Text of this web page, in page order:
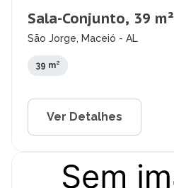
Sala-Conjunto, 39 m²
São Jorge, Maceió - AL
39 m²
Ver Detalhes